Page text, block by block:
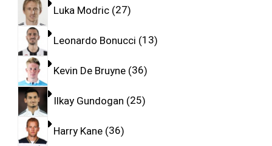
Luka Modric 27
Leonardo Bonucci 13
Kevin De Bruyne 36
Ilkay Gundogan 25
Harry Kane 36